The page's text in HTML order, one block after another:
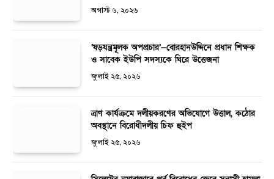
অগাস্ট ৬, ২০২৬
‘ষড়যন্ত্রমূলক অপপ্রচার’—বোরহানউদ্দিনে প্রধান শিক্ষক
ও সাবেক ইউপি সদস্যকে ঘিরে উত্তেজনা
জুলাই ২৫, ২০২৬
ত্রাণ কার্যক্রমে দলীয়করণের অভিযোগে উত্তাল, কঠোর
অবস্থানে বিরোধীদলীয় চিফ হুইপ
জুলাই ২৫, ২০২৬